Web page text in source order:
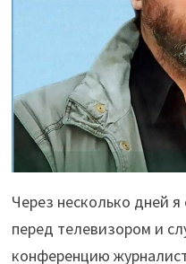
Через несколько дней
перед телевизором и
конференцию